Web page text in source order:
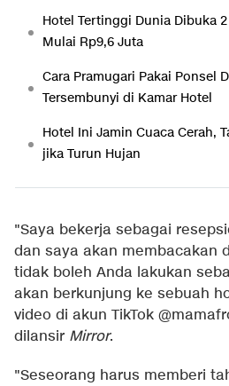
Hotel Tertinggi Dunia Dibuka
Mulai Rp9,6 Juta
Cara Pramugari Pakai Ponsel
Tersembunyi di Kamar Hotel
Hotel Ini Jamin Cuaca Cerah,
jika Turun Hujan
"Saya bekerja sebagai
dan saya akan membacakan
tidak boleh Anda lakukan
akan berkunjung ke sebuah
video di akun TikTok
dilansir Mirror.
"Seseorang harus memberi